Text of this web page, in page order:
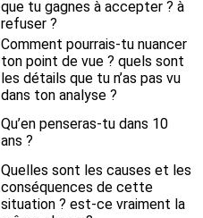
que tu gagnes à accepter ? à
refuser ?
Comment pourrais-tu nuancer
ton point de vue ? quels sont
les détails que tu n’as pas vu
dans ton analyse ?
Qu’en penseras-tu dans 10
ans ?
Quelles sont les causes et les
conséquences de cette
situation ? est-ce vraiment la